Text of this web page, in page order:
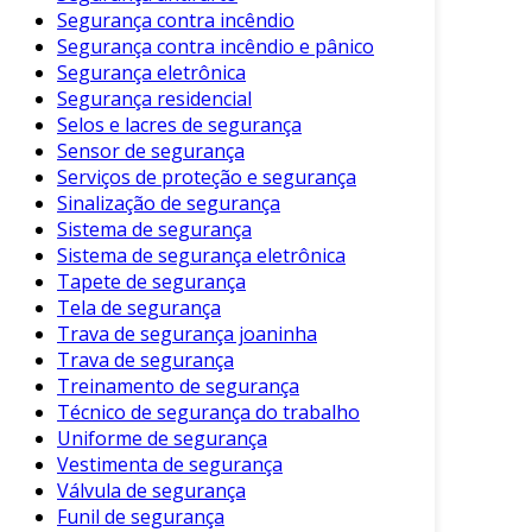
condições é essencial para prolongar sua vida
útil e desempenho. Algumas dicas de cuidado
incluem:
Inspeção Regular: Verifique o estado da
mangueira frequentemente, buscando
por desgastes ou corrosões.
Armazenamento Adequado
as mangueiras em locais secos e limpos,
longe de produtos químicos agressivos.
Evite Exposição Excessiva ao Sol
proteção contra radiação UV ajuda a
preservar a integridade da mangueira.
Limpeza após o Uso: Isso evita que
resíduos se acumulem e causem
obstruções.
Esses cuidados são simples, mas podem fazer
Segurança contra incêndio
Segurança contra incêndio e pânico
Segurança eletrônica
Segurança residencial
Selos e lacres de segurança
Sensor de segurança
Serviços de proteção e segurança
Sinalização de segurança
Sistema de segurança
Sistema de segurança eletrônica
Tapete de segurança
Tela de segurança
Trava de segurança joaninha
Trava de segurança
Treinamento de segurança
Técnico de segurança do trabalho
Uniforme de segurança
Vestimenta de segurança
Válvula de segurança
Funil de segurança